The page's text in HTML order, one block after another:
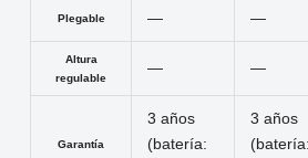
Plegable — —
Altura
regulable
— —
Garantía
3 años
(batería:
3 años